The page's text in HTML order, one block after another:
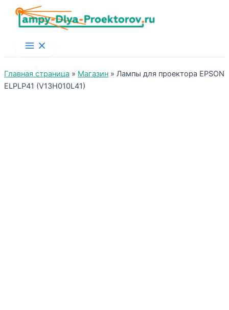
Main
Menu
Главная страница » Магазин » Лампы для проектора EPSON
ELPLP41 (V13H010L41)